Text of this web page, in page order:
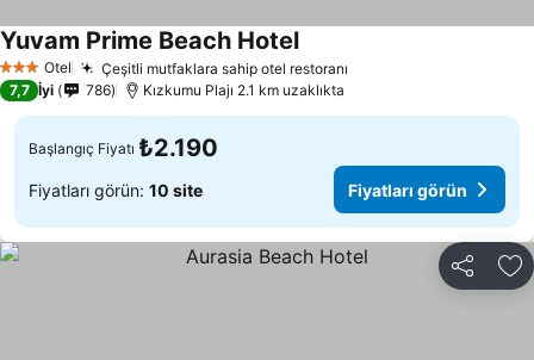
3 YıldızOtel Çeşitli mutfaklara sahip otel restoranı
Yuvam Prime Beach Hotel
7,7 İyi 786 Kızkumu Plajı 2.1 km uzaklıkta
Başlangıç Fiyatı ₺2.190
Fiyatları görün: 10 site Fiyatları görün
Paylaş